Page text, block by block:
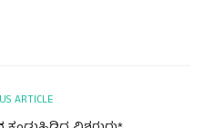
ARTICLE